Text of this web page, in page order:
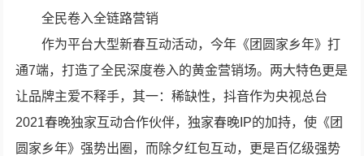
全民卷入全链路营销
作为平台大型新春互动活动，今年《团圆家乡年》打
通7端，打造了全民深度卷入的黄金营销场。两大特色更是
让品牌主爱不释手，其一：稀缺性，抖音作为央视总台
2021春晚独家互动合作伙伴，独家春晚IP的加持，使《团
圆家乡年》强势出圈，而除夕红包互动，更是百亿级强势